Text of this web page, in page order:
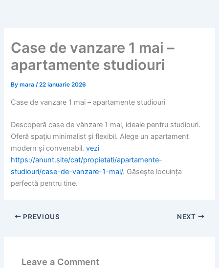
Case de vanzare 1 mai –
apartamente studiouri
Bymara/22 ianuarie 2026
Case de vanzare 1 mai – apartamente studiouri
Descoperă case de vânzare 1 mai, ideale pentru studiouri.
Oferă spațiu minimalist și flexibil. Alege un apartament
modern și convenabil.vezi
https://anunt.site/cat/propietati/apartamente-
studiouri/case-de-vanzare-1-mai/. Găsește locuința
perfectă pentru tine.
PREVIOUS NEXT
Leave a Comment